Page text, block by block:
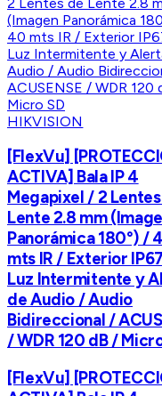
HIKVISION
[FlexVu]
ACTIVA] Bala IP 4
Megapixel / 2
Lente 2.8 mm
Panorámica 180°) /
mts IR / Exterior
Luz Intermitente y
de Audio / Audio
Bidireccional /
/ WDR 120 dB /
[FlexVu]